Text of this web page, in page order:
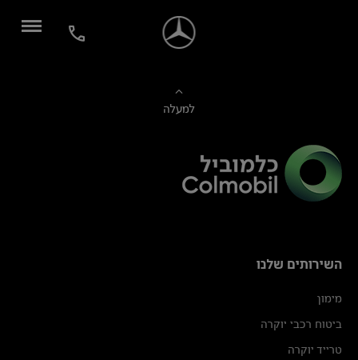
למעלה
השירותים שלנו
מימון
ביטוח רכבי יוקרה
טרייד יוקרה